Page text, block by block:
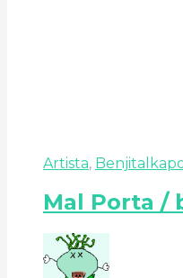
Artista,
Mal Porta /